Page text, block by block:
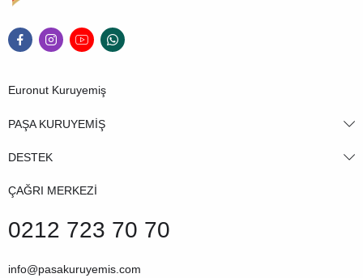
Euronut Kuruyemiş
PAŞA KURUYEMİŞ
DESTEK
ÇAĞRI MERKEZİ
0212 723 70 70
info@pasakuruyemis.com